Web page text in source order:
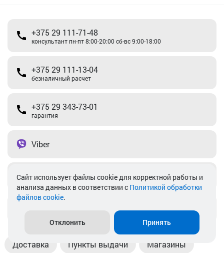
+375 29 111-71-48
консультант пн-пт 8:00-20:00 сб-вс 9:00-18:00
+375 29 111-13-04
безналичный расчет
+375 29 343-73-01
гарантия
Viber
Telegram
Доставка Пункты выдачи Магазины
Cайт использует файлы cookie для корректной работы и
анализа данных в соответствии с Политикой обработки
файлов cookie.
Отклонить Принять